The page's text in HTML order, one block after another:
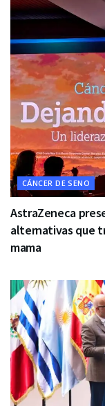
CÁNCER DE SENO
AstraZeneca
alternativas que
mama